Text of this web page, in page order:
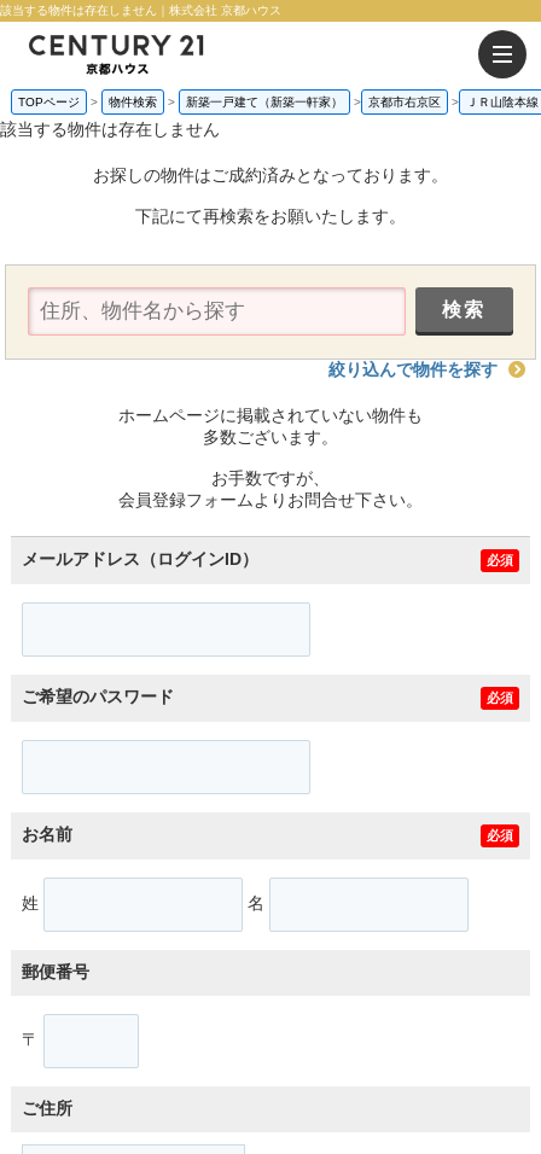
該当する物件は存在しません｜株式会社 京都ハウス
TOPページ 物件検索 新築一戸建て（新築一軒家） 京都市右京区 ＪＲ山陰本線
該当する物件は存在しません
お探しの物件はご成約済みとなっております。
下記にて再検索をお願いたします。
絞り込んで物件を探す
ホームページに掲載されていない物件も
多数ございます。
お手数ですが、
会員登録フォームよりお問合せ下さい。
メールアドレス（ログインID） 必須
ご希望のパスワード 必須
お名前 必須
姓 名
郵便番号
〒
ご住所